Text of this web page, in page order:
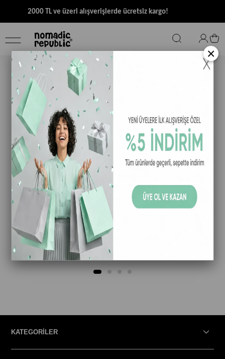
2000 TL ve üzeri alışverişlerde ücretsiz kargo!
Sorunsuz Teslimat
Siparişiniz 3 iş günü içinde kargoya verilecektir.
KATEGORİLER
×